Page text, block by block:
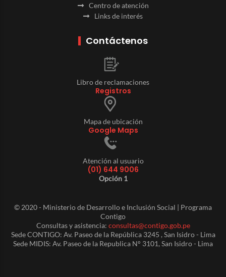
Centro de atención
Links de interés
Contáctenos
Libro de reclamaciones
Registros
Mapa de ubicación
Google Maps
Atención al usuario
(01) 644 9006
Opción 1
© 2020 - Ministerio de Desarrollo e Inclusión Social | Programa
Contigo
Consultas y asistencia: consultas@contigo.gob.pe
Sede CONTIGO: Av. Paseo de la República 3245 , San Isidro - Lima
Sede MIDIS: Av. Paseo de la Republica N° 3101, San Isidro - Lima